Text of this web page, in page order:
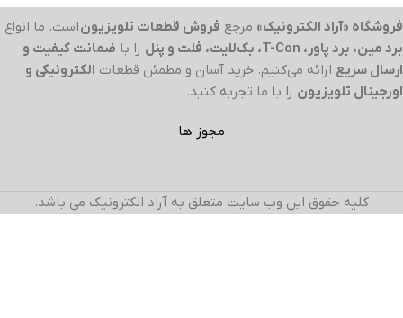
فروشگاه «آراد الکترونیک» مرجع فروش قطعات تلویزیوناست. ما انواع
برد مین، برد پاور، T-Con، بک‌لایت، فلت و پنل
را با ضمانت کیفیت و
ارسال سریع ارائه می‌کنیم. خرید آسان و مطمئن قطعات الکترونیکی و
اورجینال تلویزیون را با ما تجربه کنید.
مجوز ها
کلیه حقوق این وب سایت متعلق به آراد الکترونیک می باشد.